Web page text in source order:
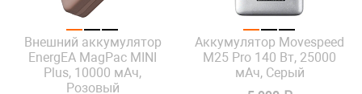
Внешний аккумулятор
EnergEA MagPac MINI
Plus, 10000 мАч,
Розовый
Аккумулятор Movespeed
M25 Pro 140 Вт, 25000
мАч, Серый